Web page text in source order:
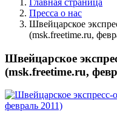
Главная страница
Пресса о нас
Швейцарское
(msk.freetime.ru,
Швейцарское
(msk.freetime.ru,